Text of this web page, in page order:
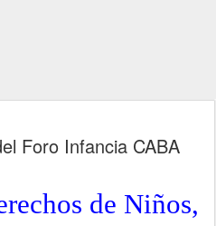
Foro Infancia CABA
de Niños,